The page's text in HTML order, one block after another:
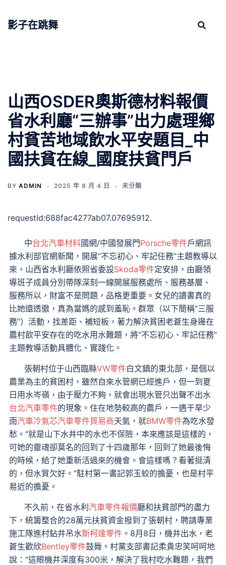
影子在跳舞
山西OSDER奧斯德材料報價
省水利廳“三辦事”出力處理鄉
村貧苦地域飲水平安題目_中
國扶貧在線_國度扶貧門戶
BY ADMIN 2025 年 8 月 4 日 未分類
requestId:688fac4277ab07.07695912.
中台北汽車材料國網/中國發展門Porsche零件戶網訊
據水利部官網新聞，開展“不忘初心、牢記任務”主題教導以
來，山西省水利廳依照省委設Skoda零件定安排，由廳領
導班子成員分別帶隊深刻一線開展服務處所、服務基層、
服務所以，財富不是問題，品格更重要。女兒的讀書真的
比她還透徹，真為當媽的感到羞恥。群眾（以下簡稱“三服
務”）活動，找差距、補短板，著力解決貧困老蒼生身邊在
農村飲平安存在的吃水用水難題，將“不忘初心、牢記任務”
主題教導活動具體化、實踐化。
張朝村位于山西臨縣VW零件白文鎮的東北部，是個以
農業為主的貧困村，雖然自來水管網已經進戶，但一到夏
日用水岑嶺，由于壓力不夠，就會出現水管只出聲不出水
台北汽車零件的現象。住在地勢較高的農戶，一遇干旱少
雨汽車冷氣芯汽車零件貿易商天氣，就BMW零件為吃水發
愁。“就是山下水井中的水也不保險，本來應該是這樣的，
可她的靈魂卻莫名的回到了十四歲那年，回到了她最後悔
的時候，給了她重新活過來的機會。會這樣嗎？看著挺清
的，但水質欠好。”駐村第一書記郭玉蛟的擔憂，也是村平
易近的擔憂。
不久前，在省水利 汽車零件報價廳和扶貧部門的盡力
下，統籌整合的28萬元扶貧資金撥到了張朝村，聘請專業
施工隊進村鉆井吊水斯柯達零件 。8月8日，機井出水，老
蒼生歡欣Bentley零件鼓舞。村黨支部書記柔貴忠笑呵呵地
說：“這眼機井深度有300米，解決了我村吃水難題，我們